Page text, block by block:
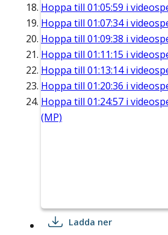
Hoppa till 01:05:59 i
Hoppa till 01:07:34i
Hoppa till 01:09:38 i
Hoppa till 01:11:15 i
Hoppa till 01:13:14i
Hoppa till 01:20:36 i
Hoppa till 01:24:57 i
(MP)
Ladda ner